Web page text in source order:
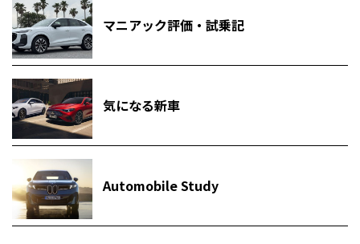
マニアック評価・試乗記
気になる新車
Automobile Study